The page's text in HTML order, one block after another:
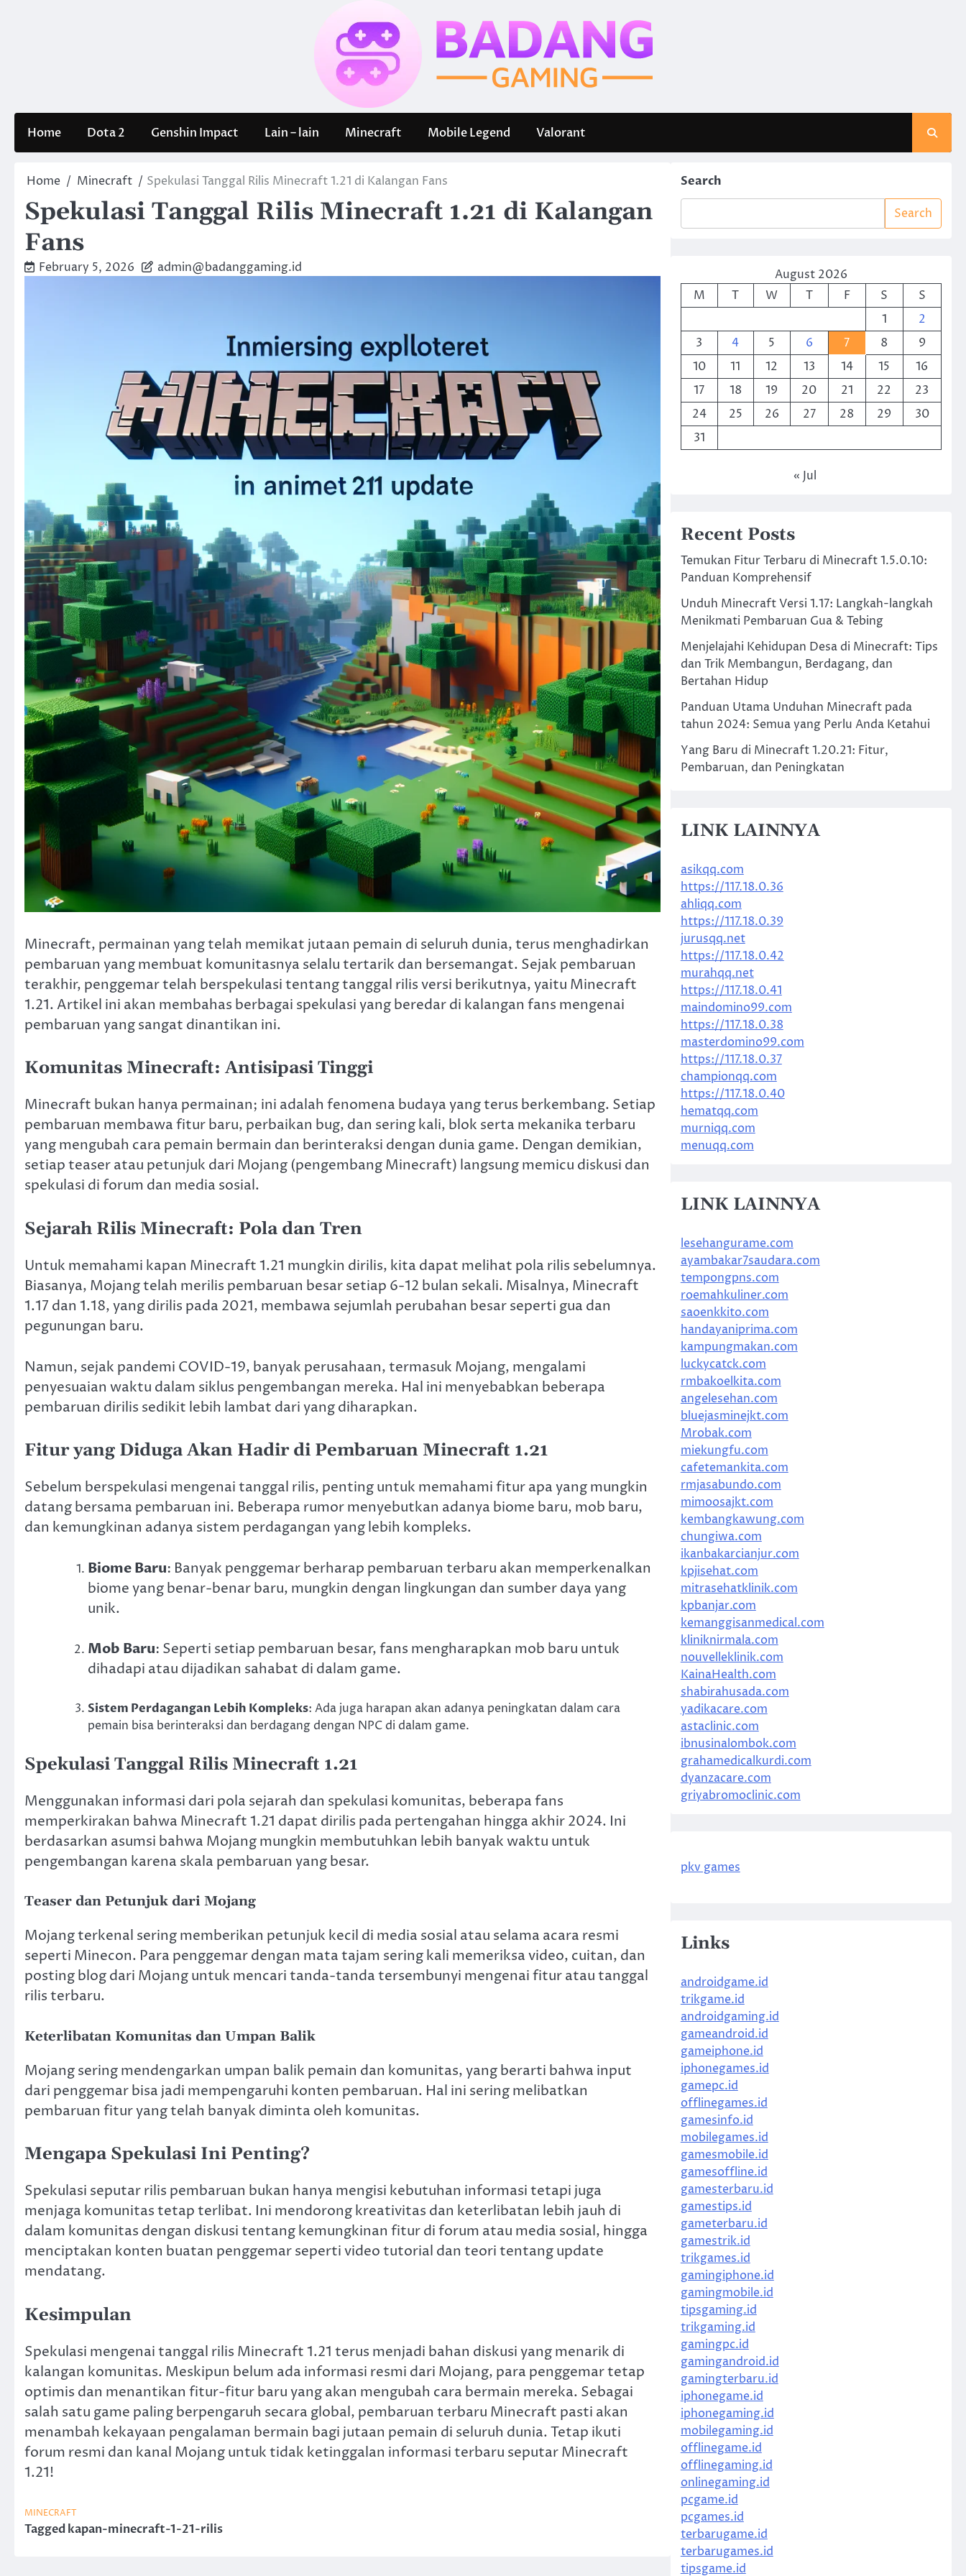
Home Dota 2 Genshin Impact Lain – lain Minecraft Mobile Legend Valorant
Home Minecraft Spekulasi Tanggal Rilis Minecraft 1.21 di Kalangan Fans
Spekulasi Tanggal Rilis Minecraft 1.21 di Kalangan
Fans
February 5, 2026 admin@badanggaming.id
Minecraft, permainan yang telah memikat jutaan pemain di seluruh dunia, terus menghadirkan
pembaruan yang membuat komunitasnya selalu tertarik dan bersemangat. Sejak pembaruan
terakhir, penggemar telah berspekulasi tentang tanggal rilis versi berikutnya, yaitu Minecraft
1.21. Artikel ini akan membahas berbagai spekulasi yang beredar di kalangan fans mengenai
pembaruan yang sangat dinantikan ini.
Komunitas Minecraft: Antisipasi Tinggi
Minecraft bukan hanya permainan; ini adalah fenomena budaya yang terus berkembang. Setiap
pembaruan membawa fitur baru, perbaikan bug, dan sering kali, blok serta mekanika terbaru
yang mengubah cara pemain bermain dan berinteraksi dengan dunia game. Dengan demikian,
setiap teaser atau petunjuk dari Mojang (pengembang Minecraft) langsung memicu diskusi dan
spekulasi di forum dan media sosial.
Sejarah Rilis Minecraft: Pola dan Tren
Untuk memahami kapan Minecraft 1.21 mungkin dirilis, kita dapat melihat pola rilis sebelumnya.
Biasanya, Mojang telah merilis pembaruan besar setiap 6-12 bulan sekali. Misalnya, Minecraft
1.17 dan 1.18, yang dirilis pada 2021, membawa sejumlah perubahan besar seperti gua dan
pegunungan baru.
Namun, sejak pandemi COVID-19, banyak perusahaan, termasuk Mojang, mengalami
penyesuaian waktu dalam siklus pengembangan mereka. Hal ini menyebabkan beberapa
pembaruan dirilis sedikit lebih lambat dari yang diharapkan.
Fitur yang Diduga Akan Hadir di Pembaruan Minecraft 1.21
Sebelum berspekulasi mengenai tanggal rilis, penting untuk memahami fitur apa yang mungkin
datang bersama pembaruan ini. Beberapa rumor menyebutkan adanya biome baru, mob baru,
dan kemungkinan adanya sistem perdagangan yang lebih kompleks.
Biome Baru: Banyak penggemar berharap pembaruan terbaru akan memperkenalkan
biome yang benar-benar baru, mungkin dengan lingkungan dan sumber daya yang
unik.
Mob Baru: Seperti setiap pembaruan besar, fans mengharapkan mob baru untuk
dihadapi atau dijadikan sahabat di dalam game.
Sistem Perdagangan Lebih Kompleks: Ada juga harapan akan adanya peningkatan dalam cara
pemain bisa berinteraksi dan berdagang dengan NPC di dalam game.
Spekulasi Tanggal Rilis Minecraft 1.21
Menggunakan informasi dari pola sejarah dan spekulasi komunitas, beberapa fans
memperkirakan bahwa Minecraft 1.21 dapat dirilis pada pertengahan hingga akhir 2024. Ini
berdasarkan asumsi bahwa Mojang mungkin membutuhkan lebih banyak waktu untuk
pengembangan karena skala pembaruan yang besar.
Teaser dan Petunjuk dari Mojang
Mojang terkenal sering memberikan petunjuk kecil di media sosial atau selama acara resmi
seperti Minecon. Para penggemar dengan mata tajam sering kali memeriksa video, cuitan, dan
posting blog dari Mojang untuk mencari tanda-tanda tersembunyi mengenai fitur atau tanggal
rilis terbaru.
Keterlibatan Komunitas dan Umpan Balik
Mojang sering mendengarkan umpan balik pemain dan komunitas, yang berarti bahwa input
dari penggemar bisa jadi mempengaruhi konten pembaruan. Hal ini sering melibatkan
pembaruan fitur yang telah banyak diminta oleh komunitas.
Mengapa Spekulasi Ini Penting?
Spekulasi seputar rilis pembaruan bukan hanya mengisi kebutuhan informasi tetapi juga
menjaga komunitas tetap terlibat. Ini mendorong kreativitas dan keterlibatan lebih jauh di
dalam komunitas dengan diskusi tentang kemungkinan fitur di forum atau media sosial, hingga
menciptakan konten buatan penggemar seperti video tutorial dan teori tentang update
mendatang.
Kesimpulan
Spekulasi mengenai tanggal rilis Minecraft 1.21 terus menjadi bahan diskusi yang menarik di
kalangan komunitas. Meskipun belum ada informasi resmi dari Mojang, para penggemar tetap
optimis dan menantikan fitur-fitur baru yang akan mengubah cara bermain mereka. Sebagai
salah satu game paling berpengaruh secara global, pembaruan terbaru Minecraft pasti akan
menambah kekayaan pengalaman bermain bagi jutaan pemain di seluruh dunia. Tetap ikuti
forum resmi dan kanal Mojang untuk tidak ketinggalan informasi terbaru seputar Minecraft
1.21!
MINECRAFT
Taggedkapan-minecraft-1-21-rilis
Search
Search
August 2026
M
T W T F S
S
1
2
3
4 5 6 7 8
9
10
11 12 13 14 15
16
17
18 19 20 21 22
23
24
25 26 27 28 29
30
31
« Jul
Recent Posts
Temukan Fitur Terbaru di Minecraft 1.5.0.10:
Panduan Komprehensif
Unduh Minecraft Versi 1.17: Langkah-langkah
Menikmati Pembaruan Gua & Tebing
Menjelajahi Kehidupan Desa di Minecraft: Tips
dan Trik Membangun, Berdagang, dan
Bertahan Hidup
Panduan Utama Unduhan Minecraft pada
tahun 2024: Semua yang Perlu Anda Ketahui
Yang Baru di Minecraft 1.20.21: Fitur,
Pembaruan, dan Peningkatan
LINK LAINNYA
asikqq.com
https://117.18.0.36
ahliqq.com
https://117.18.0.39
jurusqq.net
https://117.18.0.42
murahqq.net
https://117.18.0.41
maindomino99.com
https://117.18.0.38
masterdomino99.com
https://117.18.0.37
championqq.com
https://117.18.0.40
hematqq.com
murniqq.com
menuqq.com
LINK LAINNYA
lesehangurame.com
ayambakar7saudara.com
tempongpns.com
roemahkuliner.com
saoenkkito.com
handayaniprima.com
kampungmakan.com
luckycatck.com
rmbakoelkita.com
angelesehan.com
bluejasminejkt.com
Mrobak.com
miekungfu.com
cafetemankita.com
rmjasabundo.com
mimoosajkt.com
kembangkawung.com
chungiwa.com
ikanbakarcianjur.com
kpjisehat.com
mitrasehatklinik.com
kpbanjar.com
kemanggisanmedical.com
kliniknirmala.com
nouvelleklinik.com
KainaHealth.com
shabirahusada.com
yadikacare.com
astaclinic.com
ibnusinalombok.com
grahamedicalkurdi.com
dyanzacare.com
griyabromoclinic.com
pkv games
Links
androidgame.id
trikgame.id
androidgaming.id
gameandroid.id
gameiphone.id
iphonegames.id
gamepc.id
offlinegames.id
gamesinfo.id
mobilegames.id
gamesmobile.id
gamesoffline.id
gamesterbaru.id
gamestips.id
gameterbaru.id
gamestrik.id
trikgames.id
gamingiphone.id
gamingmobile.id
tipsgaming.id
trikgaming.id
gamingpc.id
gamingandroid.id
gamingterbaru.id
iphonegame.id
iphonegaming.id
mobilegaming.id
offlinegame.id
offlinegaming.id
onlinegaming.id
pcgame.id
pcgames.id
terbarugame.id
terbarugames.id
tipsgame.id